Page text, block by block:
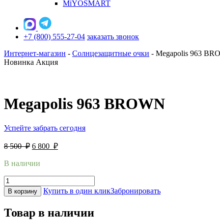
MiYOSMART
+7 (800) 555-27-04 заказать звонок
Интернет-магазин - Солнцезащитные очки - Megapolis 963
Новинка Акция
Megapolis 963 BROWN
Успейте забрать сегодня
8 500₽ 6 800 ₽
В наличии
В корзину Купить в один кликЗабронировать
Товар в наличии